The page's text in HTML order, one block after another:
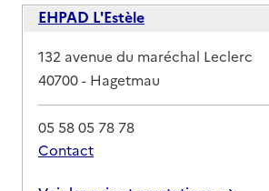
EHPAD L'Estèle
Adresse
132 avenue du maréchal Leclerc
40700- Hagetmau
05 58 05 78 78
Contact